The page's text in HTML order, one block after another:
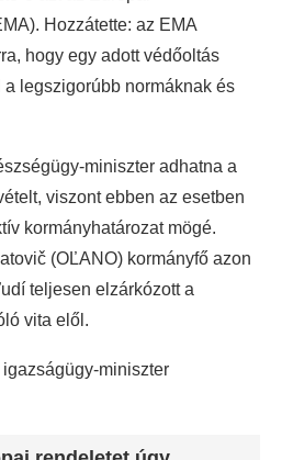
Hozzátette: az EMA
hogy egy adott védőoltás
legszigorúbb normáknak és
miniszter adhatna a
viszont ebben az esetben
kormányhatározat mögé.
(OĽANO) kormányfő azon
teljesen elzárkózott a
vita elől.
miniszter